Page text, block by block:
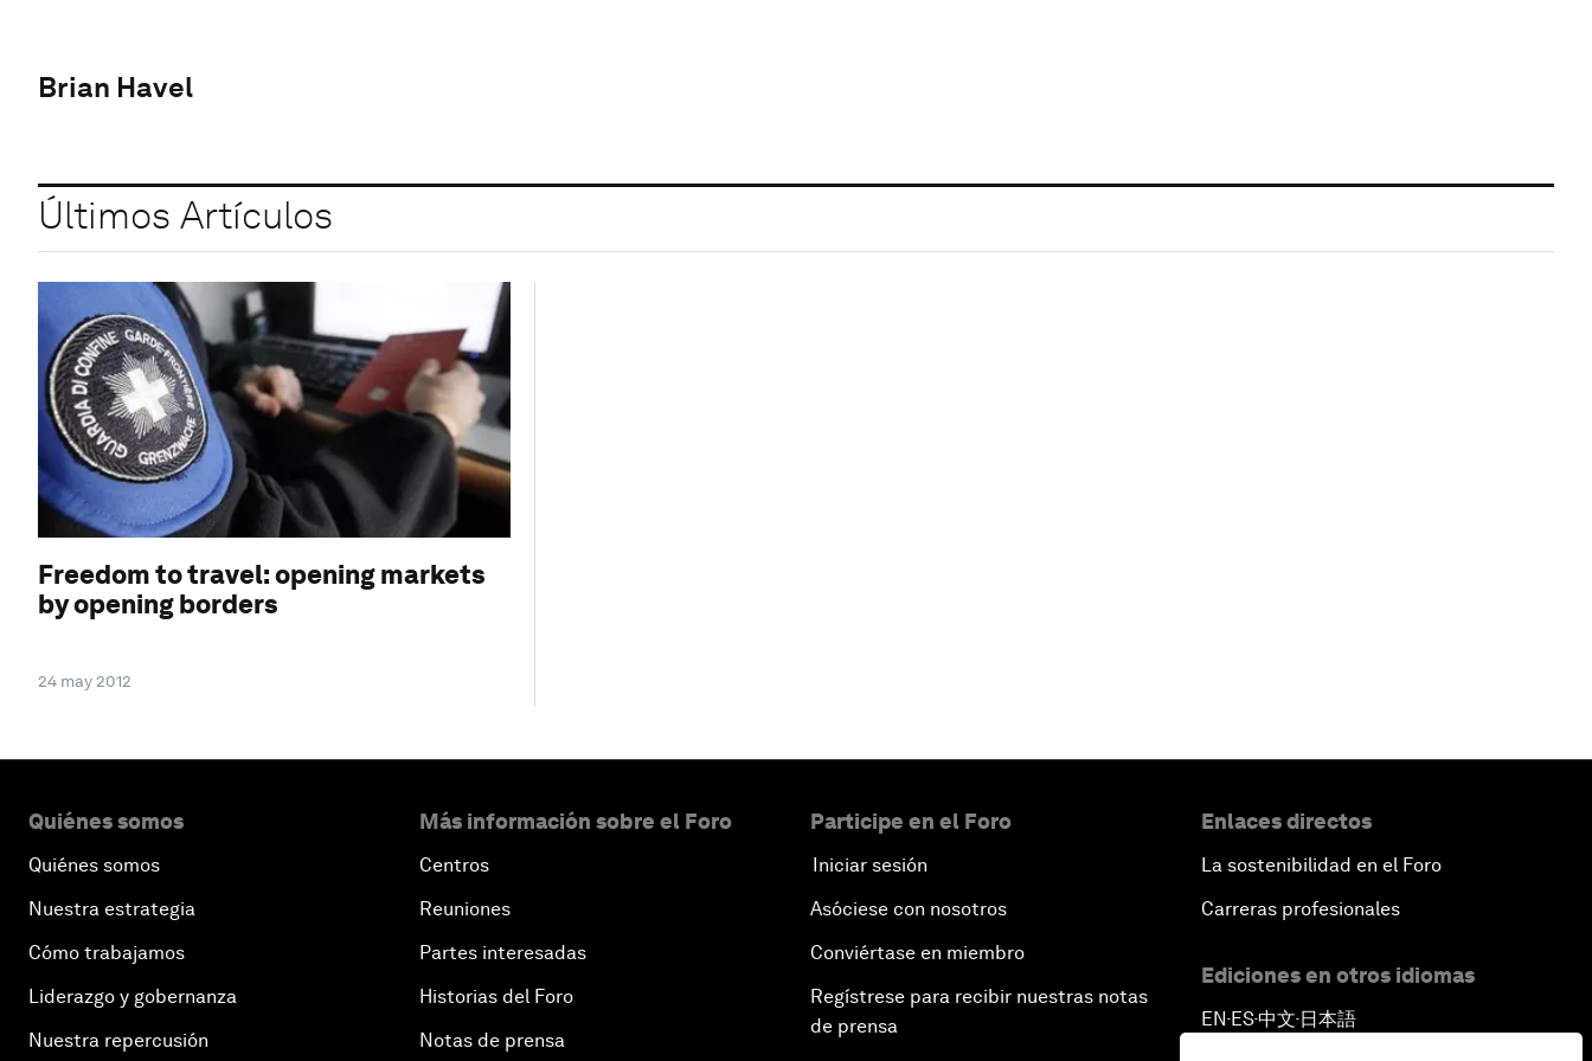
Brian Havel
Últimos Artículos
Freedom to travel: opening markets
by opening borders
24 may 2012
Quiénes somos
Quiénes somos
Nuestra estrategia
Cómo trabajamos
Liderazgo y gobernanza
Nuestra repercusión
Más información sobre el Foro
Centros
Reuniones
Partes interesadas
Historias del Foro
Notas de prensa
Participe en el Foro
Iniciar sesión
Asóciese con nosotros
Conviértase en miembro
Regístrese para recibir nuestras notas
de prensa
Enlaces directos
La sostenibilidad en el Foro
Carreras profesionales
Ediciones en otros idiomas
EN ▪ES▪中文▪ 日本語